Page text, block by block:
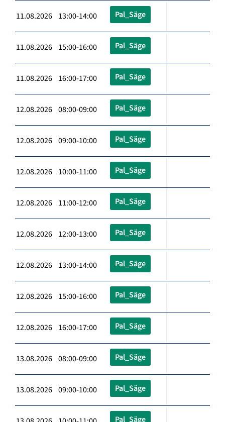
11.08.2026 13:00-14:00 Pal_Säge
11.08.2026 15:00-16:00 Pal_Säge
11.08.2026 16:00-17:00 Pal_Säge
12.08.2026 08:00-09:00 Pal_Säge
12.08.2026 09:00-10:00 Pal_Säge
12.08.2026 10:00-11:00 Pal_Säge
12.08.2026 11:00-12:00 Pal_Säge
12.08.2026 12:00-13:00 Pal_Säge
12.08.2026 13:00-14:00 Pal_Säge
12.08.2026 15:00-16:00 Pal_Säge
12.08.2026 16:00-17:00 Pal_Säge
13.08.2026 08:00-09:00 Pal_Säge
13.08.2026 09:00-10:00 Pal_Säge
Pal_Säge